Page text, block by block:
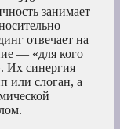
занимает
отвечает на
— «для кого
Их синергия
или слоган, а